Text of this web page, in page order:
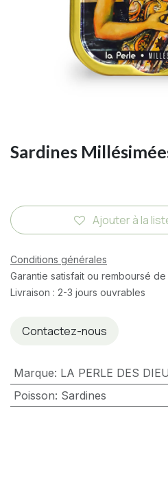
Sardines
Ajouter à la
Conditions générales
Garantie satisfait ou remboursé
Livraison : 2-3 jours ouvrables
Contactez-nous
Marque: LA PERLE DES
Poisson: Sardines